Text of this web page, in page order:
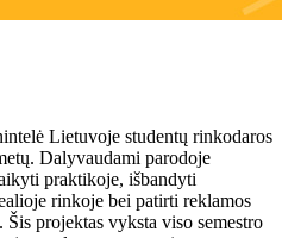
Lietuvoje studentų rinkodaros
Dalyvaudami parodoje
praktikoje, išbandyti
rinkoje bei patirti reklamos
projektas vyksta viso semestro